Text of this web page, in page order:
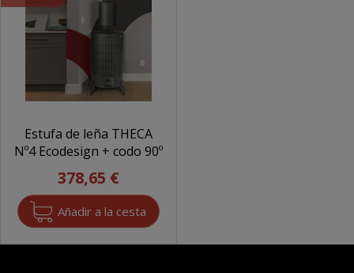
Estufa de leña THECA
Nº4 Ecodesign + codo 90º
378,65 €